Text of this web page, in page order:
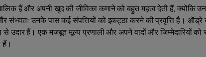
हैं और अपनी खुद की जीविका कमाने को बहुत महत्व देती हैं, क्योंकि
उनके पास कई संपत्तियों को इकट्ठा करने की प्रवृत्ति है। ऑड्रे
हैं। एक मजबूत मूल्य प्रणाली और अपने वादों और जिम्मेदारियों को
हैं।